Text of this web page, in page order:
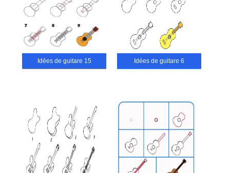
Idées de guitare 15 Idées de guitare 6